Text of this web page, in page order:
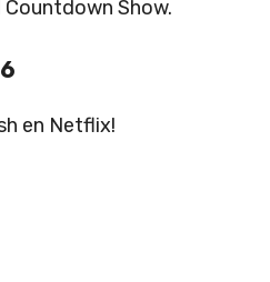
Countdown Show.
en Netflix!